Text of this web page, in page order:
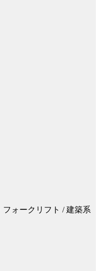
ォークリフト / 建築系